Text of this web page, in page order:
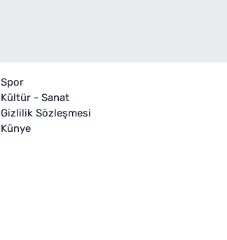
Spor
Kültür - Sanat
Gizlilik Sözleşmesi
Künye